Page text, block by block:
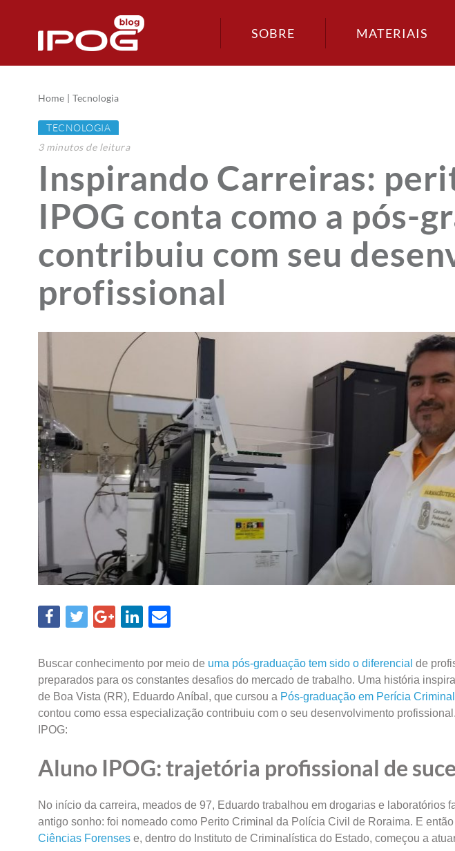
SOBRE MATERIAIS
Home Tecnologia
TECNOLOGIA
3 minutosde leitura
Inspirando Carreiras:
IPOG conta como a pós-
contribuiu com seu
profissional
Buscar conhecimento por meio de uma pós-graduação tem sido o diferencial de
preparados para os constantes desafios do mercado de trabalho. Uma história
de Boa Vista (RR), Eduardo Aníbal, que cursou a Pós-graduação em Perícia
contou como essa especialização contribuiu com o seu desenvolvimento
IPOG:
Aluno IPOG: trajetória profissional de
No início da carreira, meados de 97, Eduardo trabalhou em drogarias e laboratórios
antigo sonho: foi nomeado como Perito Criminal da Polícia Civil de Roraima. E
Ciências Forenses e, dentro do Instituto de Criminalística do Estado, começou a